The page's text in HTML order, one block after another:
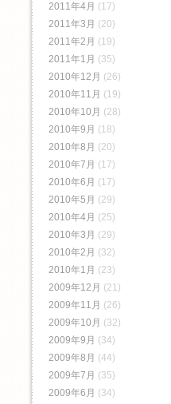
2011年4月 (17)
2011年3月 (20)
2011年2月 (19)
2011年1月 (35)
2010年12月 (26)
2010年11月 (19)
2010年10月 (28)
2010年9月 (18)
2010年8月 (20)
2010年7月 (17)
2010年6月 (17)
2010年5月 (29)
2010年4月 (25)
2010年3月 (29)
2010年2月 (32)
2010年1月 (23)
2009年12月 (21)
2009年11月 (26)
2009年10月 (32)
2009年9月 (34)
2009年8月 (44)
2009年7月 (35)
2009年6月 (34)